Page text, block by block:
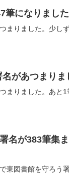
になりました
まりました。少し
があつまりま
まりました。あと1
名が383筆集
図書館を守ろう